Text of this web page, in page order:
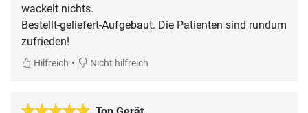
wackelt nichts.
Bestellt-geliefert-Aufgebaut. Die Patienten sind rundum
Hilfreich • Nicht hilfreich